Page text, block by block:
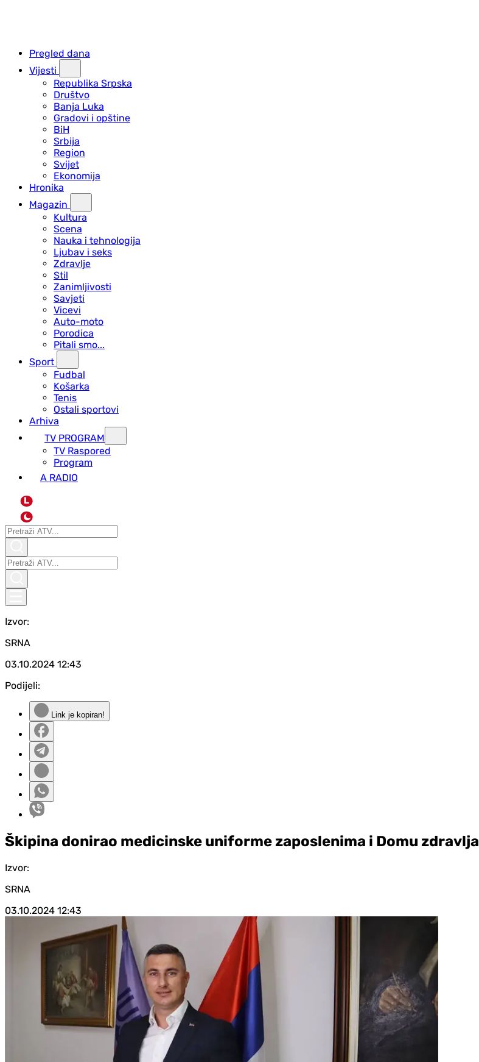
Pregled dana
Vijesti
Republika Srpska
Društvo
Banja Luka
Gradovi i opštine
BiH
Srbija
Region
Svijet
Ekonomija
Hronika
Magazin
Kultura
Scena
Nauka i tehnologija
Ljubav i seks
Zdravlje
Stil
Zanimljivosti
Savjeti
Vicevi
Auto-moto
Porodica
Pitali smo...
Sport
Fudbal
Košarka
Tenis
Ostali sportovi
Arhiva
TV PROGRAM
ТV Raspored
Program
A RADIO
L
Izvor:
SRNA
03.10.2024 12:43
Podijeli:
Link je kopiran!
Škipina donirao medicinske uniforme zaposlenima i Domu zdravlja
Izvor:
SRNA
03.10.2024 12:43